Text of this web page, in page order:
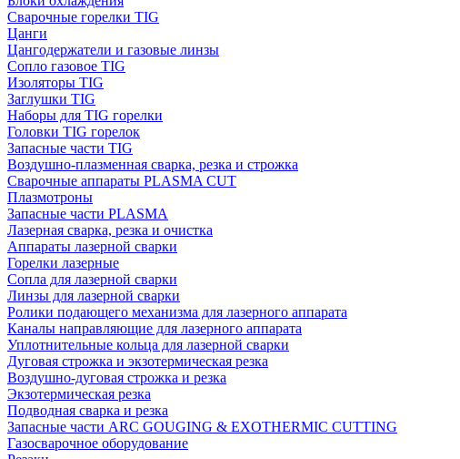
Сварочные горелки TIG
Цанги
Цангодержатели и газовые линзы
Сопло газовое TIG
Изоляторы TIG
Заглушки TIG
Наборы для TIG горелки
Головки TIG горелок
Запасные части TIG
Воздушно-плазменная сварка, резка и строжка
Сварочные аппараты PLASMA CUT
Плазмотроны
Запасные части PLASMA
Лазерная сварка, резка и очистка
Аппараты лазерной сварки
Горелки лазерные
Сопла для лазерной сварки
Линзы для лазерной сварки
Ролики подающего механизма для лазерного аппарата
Каналы направляющие для лазерного аппарата
Уплотнительные кольца для лазерной сварки
Дуговая строжка и экзотермическая резка
Воздушно-дуговая строжка и резка
Экзотермическая резка
Подводная сварка и резка
Запасные части ARC GOUGING & EXOTHERMIC CUTTING
Газосварочное оборудование